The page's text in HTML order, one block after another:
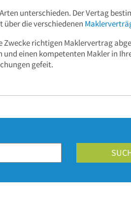
unterschieden. Der Vertag
über die verschiedenen
richtigen Maklervertrag
und einen kompetenten Makler in
gefeit.